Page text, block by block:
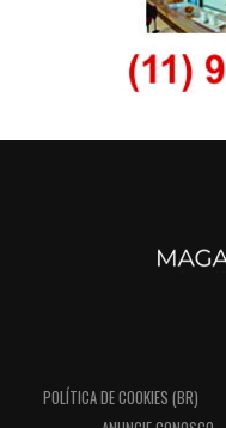
POLÍTICA DE COOKIES (BR)